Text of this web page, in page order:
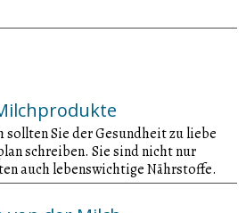
sollten Sie der Gesundheit zu liebe
schreiben. Sie sind nicht nur
auch lebenswichtige Nährstoffe.